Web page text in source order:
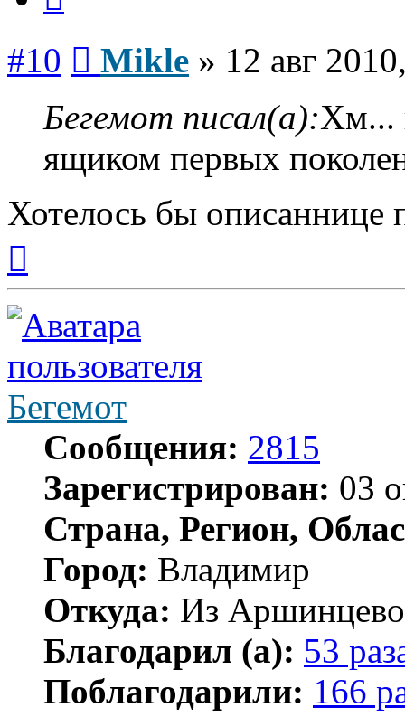
#10 Mikle » 12 авг
Бегемот писал(а):Хм...
ящиком первых
Хотелось бы описаннице
началу
Бегемот
Сообщения: 2815
Зарегистрирован: 03
Страна, Регион,
Город: Владимир
Откуда: Из
Благодарил (а): 53
Поблагодарили: 166